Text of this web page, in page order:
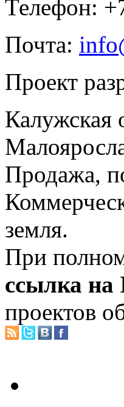
Телефон:
Почта:
Проект
Калужская
Продажа,
земля.
При
ссылка на
проектов